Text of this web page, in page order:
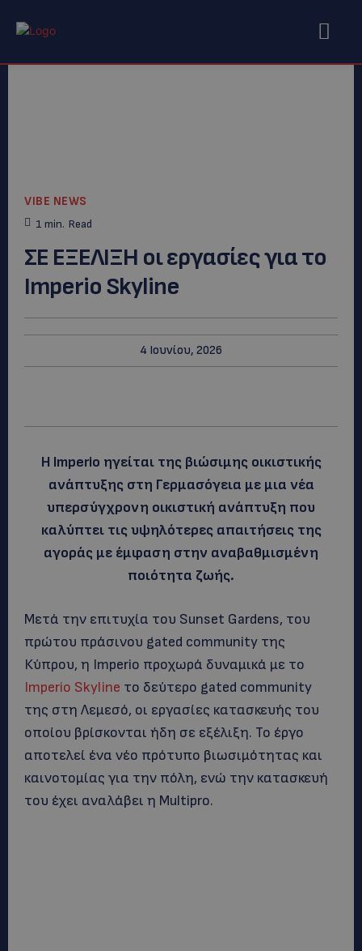
VIBE NEWS
1 min. Read
ΣΕ ΕΞΕΛΙΞΗ οι εργασίες για το
Imperio Skyline
4 Ιουνίου, 2026
Η Imperio ηγείται της βιώσιμης οικιστικής
ανάπτυξης στη Γερμασόγεια με μια νέα
υπερσύγχρονη οικιστική ανάπτυξη που
καλύπτει τις υψηλότερες απαιτήσεις της
αγοράς με έμφαση στην αναβαθμισμένη
ποιότητα ζωής.
Μετά την επιτυχία του Sunset Gardens, του
πρώτου πράσινου gated community της
Κύπρου, η Imperio προχωρά δυναμικά με το
Imperio Skyline το δεύτερο gated community
της στη Λεμεσό, οι εργασίες κατασκευής του
οποίου βρίσκονται ήδη σε εξέλιξη. Το έργο
αποτελεί ένα νέο πρότυπο βιωσιμότητας και
καινοτομίας για την πόλη, ενώ την κατασκευή
του έχει αναλάβει η Multipro.